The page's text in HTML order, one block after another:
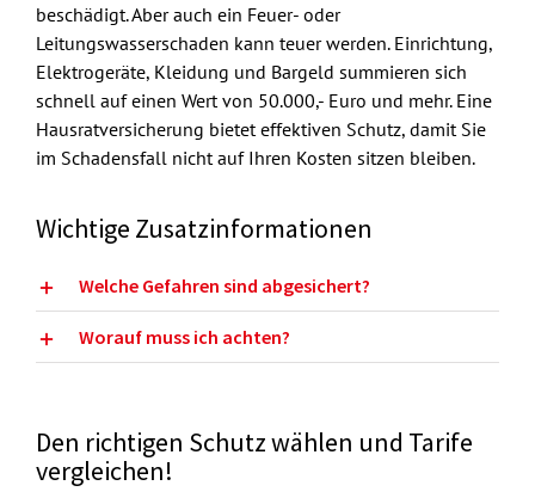
beschädigt. Aber auch ein Feuer- oder
Leitungswasserschaden kann teuer werden. Einrichtung,
Elektrogeräte, Kleidung und Bargeld summieren sich
schnell auf einen Wert von 50.000,- Euro und mehr. Eine
Hausratversicherung bietet effektiven Schutz, damit Sie
im Schadensfall nicht auf Ihren Kosten sitzen bleiben.
Wichtige Zusatzinformationen
Welche Gefahren sind abgesichert?
Worauf muss ich achten?
Den richtigen Schutz wählen und Tarife
vergleichen!